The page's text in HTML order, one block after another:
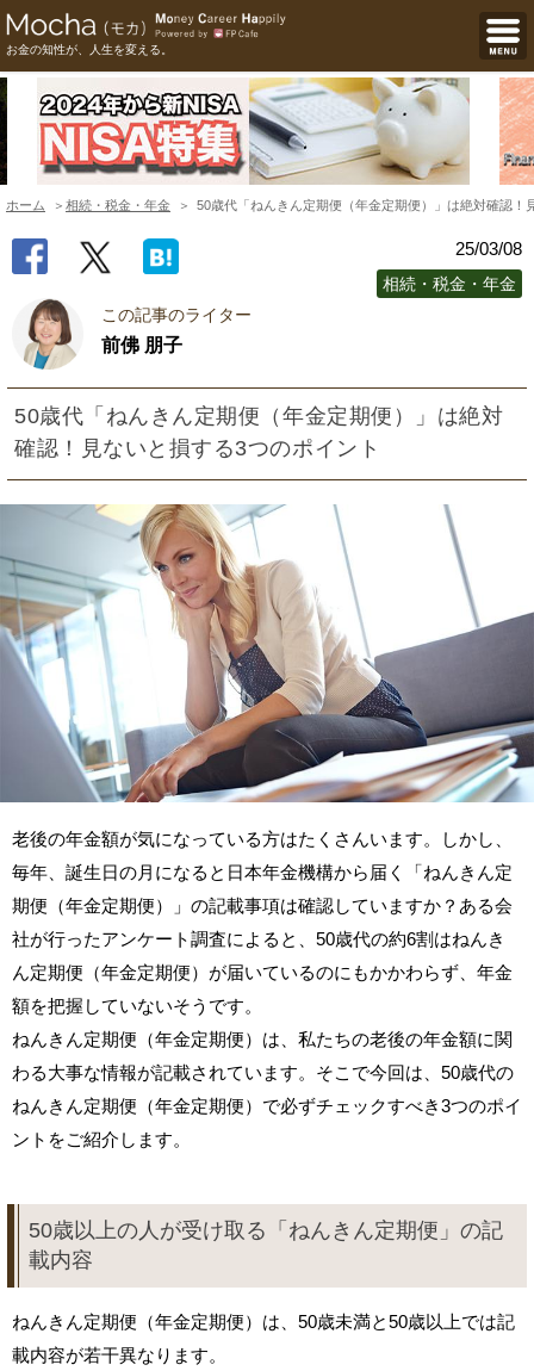
お金の知性が、人生を変える。
ホーム 相続・税金・年金 50歳代「ねんきん定期便（年金定期便）」は絶対確認！
25/03/08
相続・税金・年金
この記事のライター
前佛 朋子
50歳代「ねんきん定期便（年金定期便）」は絶対
確認！見ないと損する3つのポイント
老後の年金額が気になっている方はたくさんいます。しかし、
毎年、誕生日の月になると日本年金機構から届く「ねんきん定
期便（年金定期便）」の記載事項は確認していますか？ある会
社が行ったアンケート調査によると、50歳代の約6割はねんき
ん定期便（年金定期便）が届いているのにもかかわらず、年金
額を把握していないそうです。
ねんきん定期便（年金定期便）は、私たちの老後の年金額に関
わる大事な情報が記載されています。そこで今回は、50歳代の
ねんきん定期便（年金定期便）で必ずチェックすべき3つのポイ
ントをご紹介します。
50歳以上の人が受け取る「ねんきん定期便」の記
載内容
ねんきん定期便（年金定期便）は、50歳未満と50歳以上では記
載内容が若干異なります。